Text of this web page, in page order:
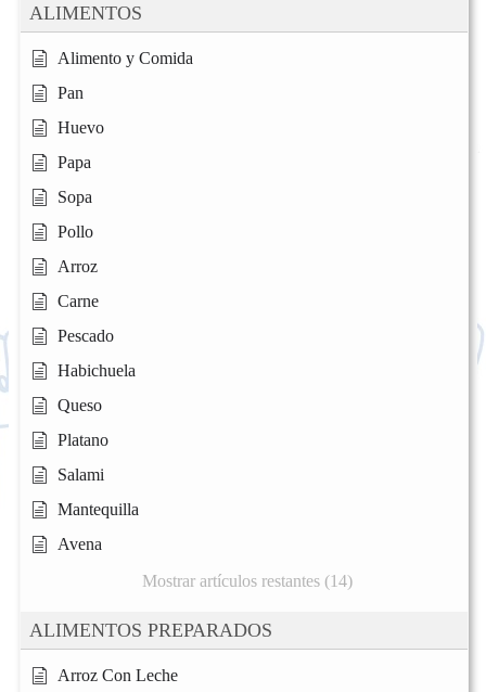
ALIMENTOS
Alimento y Comida
Pan
Huevo
Papa
Sopa
Pollo
Arroz
Carne
Pescado
Habichuela
Queso
Platano
Salami
Mantequilla
Avena
Mostrar artículos restantes (14)
ALIMENTOS PREPARADOS
Arroz Con Leche